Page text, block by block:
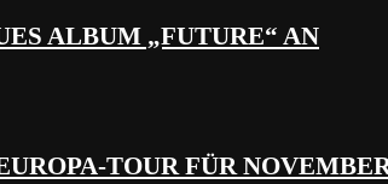
ALBUM „FUTURE“ AN
TOUR FÜR